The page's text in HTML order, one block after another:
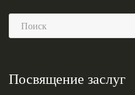
Посвящение заслуг